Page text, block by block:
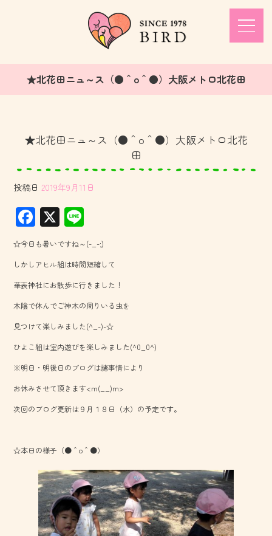
★北花田ニュ～ス（●＾o＾●）大阪メトロ北花田
★北花田ニュ～ス（●＾o＾●）大阪メトロ北花
田
投稿日 2019年9月11日
F
ac
e
b
o
ok
X
ne
☆今日も暑いですね～(-_-;)
しかしアヒル組は時間短縮して
華表神社にお散歩に行きました！
木陰で休んでご神木の周りいる虫を
見つけて楽しみました(^_-)-☆
ひよこ組は室内遊びを楽しみました(^0_0^)
※明日・明後日のブログは諸事情により
お休みさせて頂きます<m(__)m>
次回のブログ更新は９月１８日（水）の予定です。
☆本日の様子（●＾o＾●）